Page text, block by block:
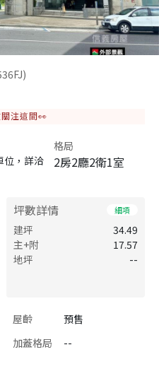
注這間👀
位，詳洽
格局
2房2廳2衛1室
坪數詳情 細項
建坪
34.49
主+附
17.57
地坪
--
屋齡
預售
加蓋格局
--